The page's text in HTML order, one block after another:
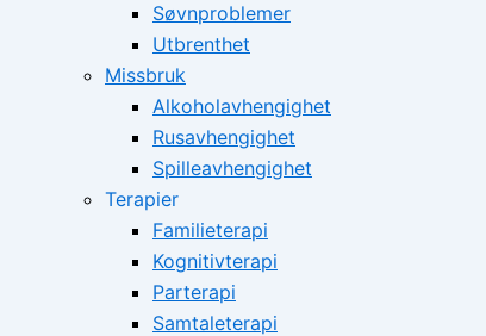
Søvnproblemer
Utbrenthet
Missbruk
Alkoholavhengighet
Rusavhengighet
Spilleavhengighet
Terapier
Familieterapi
Kognitivterapi
Parterapi
Samtaleterapi